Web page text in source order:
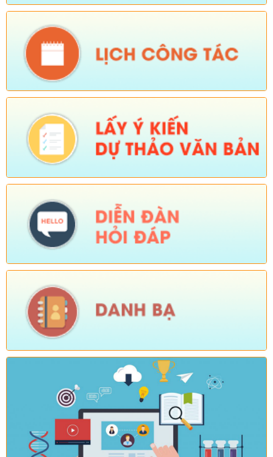
Tên:(KẾ HOẠCH Truyền thông hưởng ứng Tuần lễ Thế giới
Ngày ban hành: (05/08/2026)
Số: Số:1840 /UBND-KT
Tên:
(V/v rà soát đối tượng để thực hiện chính sách về đất đai
quy định tại Điều 16 và khoản 3 Điều 124 Luật Đất đai)
Ngày ban hành: (05/08/2026) -Ngày hiệu lực: (04/08/2026)
Tên:(Mời dự Hội nghị Báo cáo viên cấp tỉnh thá)
Ngày ban hành: (05/08/2026)
Số:Số: 1836/UBND-VP
Nghị định số 266/2026/NĐ-CP của Chính phủ về tiết kiệm,
Ngày ban hành: (05/08/2026) - Ngày hiệu lực: (04/08/2026)
Số: Số: 1839/KH-UBND
Tên:(KẾ HOẠCH Công tác phổ biến, giáo dục pháp luật 6
tháng cuối năm 2026 trên địa bàn xã Sì Lở Lầu)
Ngày ban hành: (05/08/2026) -Ngày hiệu lực: (04/08/2026)
Số: 1721/KH-UBND
Tên:(KẾ HOẠCH Tổ chức Hội nghị tổng kết năm học 2025-
2026, triển khai nhiệm vụ năm học 2026-2027)
Ngày ban hành: (04/08/2026) Ngày hiệu lực: (24/07/2026)